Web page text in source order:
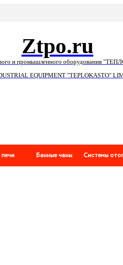
Ztpo.ru
и промышленного оборудования
EQUIPMENT "TEPLOKASTO"
Банные чаны Системы